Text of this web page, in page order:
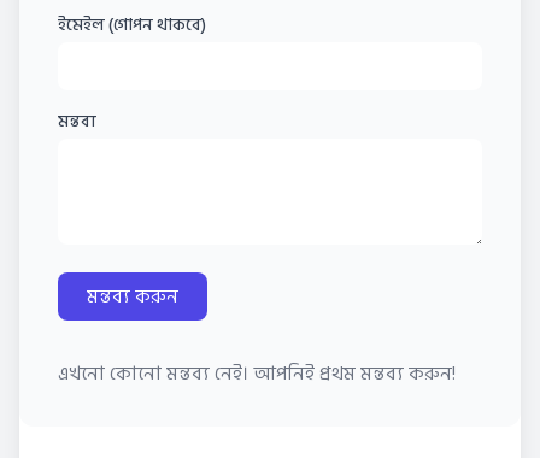
ইমেইল (গোপন থাকবে)
মন্তব্য
মন্তব্য করুন
এখনো কোনো মন্তব্য নেই। আপনিই প্রথম মন্তব্য করুন!